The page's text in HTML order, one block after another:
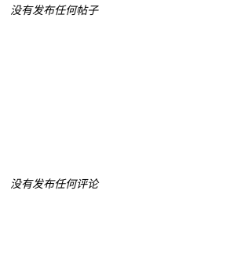
没有发布任何帖子
没有发布任何评论